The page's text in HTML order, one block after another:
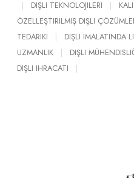
|
DIŞLI TEKNOLOJILERI |
ÖZELLEŞTIRILMIŞ DIŞLI
TEDARIKI
| DIŞLI IMALATINDA
UZMANLIK
| DIŞLI
DIŞLI IHRACATI
|